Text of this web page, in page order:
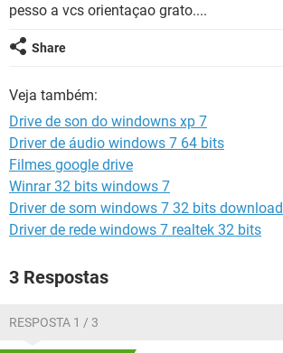
OUTLOOK
INSTAGRAM
pesso a vcs orientaçao grato....
Share
Veja também:
Drive de son do windowns xp 7
Driver de áudio windows 7 64 bits
Filmes google drive
Winrar 32 bits windows 7
Driver de som windows 7 32 bits download
Driver de rede windows 7 realtek 32 bits
3 Respostas
RESPOSTA 1 / 3